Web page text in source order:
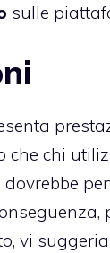
sulle
che chi
vi